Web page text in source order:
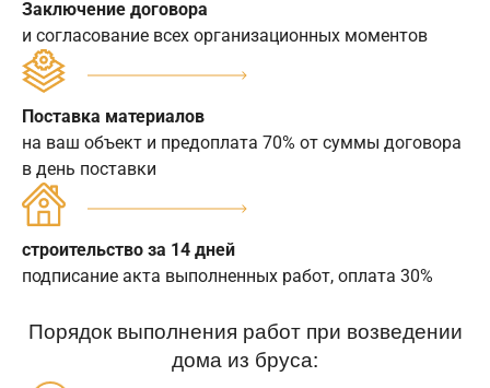
Заключение договора
и согласование всех организационных моментов
Поставка материалов
на ваш объект и предоплата 70% от суммы договора
в день поставки
строительство за 14 дней
подписание акта выполненных работ, оплата 30%
Порядок выполнения работ при возведении
дома из бруса: